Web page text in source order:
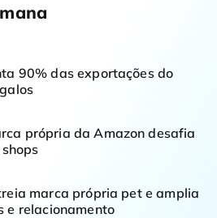
90% das exportações do
própria da Amazon desafia
marca própria pet e amplia
e relacionamento